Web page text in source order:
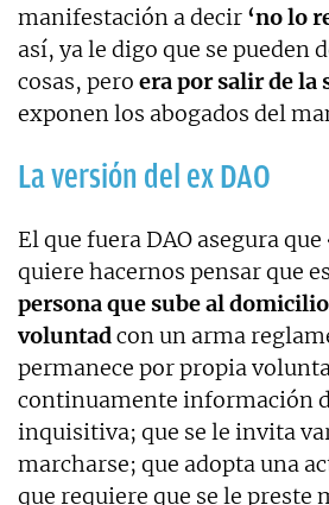
manifestación a decir ‘no lo
así, ya le digo que se pueden
cosas, pero era por salir de la
exponen los abogados del
La versión del ex DAO
El que fuera DAO asegura
quiere hacernos pensar que
persona que sube al
voluntadcon un arma
permanece por propia
continuamente información
inquisitiva; que se le invita
marcharse; que adopta una
que requiere que se le preste